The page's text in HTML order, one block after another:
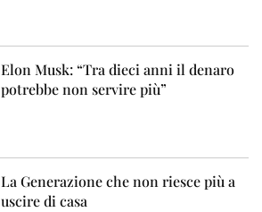
Elon Musk: “Tra dieci anni il denaro
potrebbe non servire più”
La Generazione che non riesce più a
uscire di casa